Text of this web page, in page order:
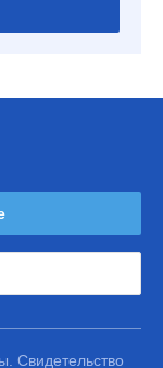
Свидетельство